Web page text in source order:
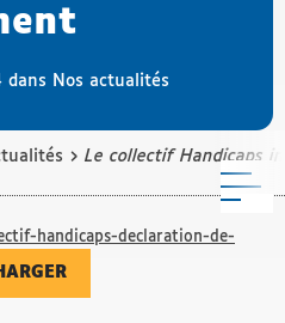
dans Nos actualités
› Le collectif Handicaps
handicaps-declaration-de-